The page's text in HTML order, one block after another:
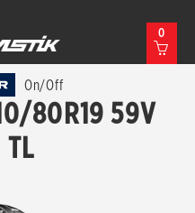
0
On/Off
80R19 59V
TL